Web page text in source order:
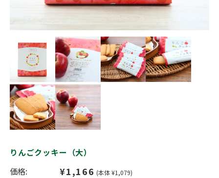
りんごクッキー（大）
価格:
¥1,166 (本体 ¥1,079)